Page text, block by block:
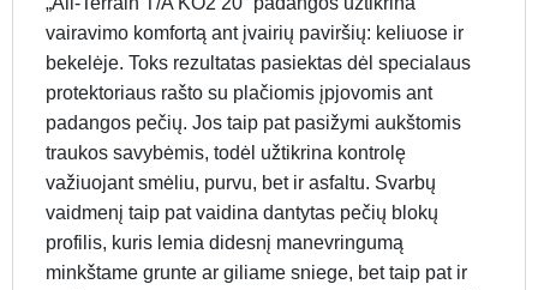
vairavimo komfortą ant įvairių paviršių: keliuose ir
bekelėje. Toks rezultatas pasiektas dėl specialaus
protektoriaus rašto su plačiomis įpjovomis ant
padangos pečių. Jos taip pat pasižymi aukštomis
traukos savybėmis, todėl užtikrina kontrolę
važiuojant smėliu, purvu, bet ir asfaltu. Svarbų
vaidmenį taip pat vaidina dantytas pečių blokų
profilis, kuris lemia didesnį manevringumą
minkštame grunte ar giliame sniege, bet taip pat ir